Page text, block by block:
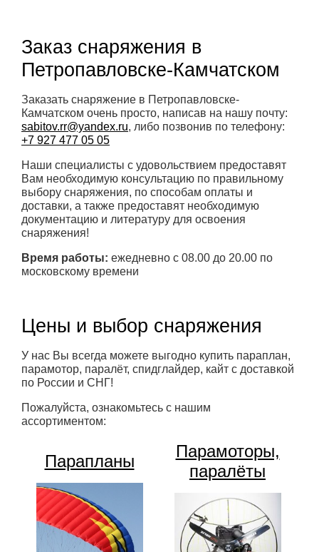
Заказ снаряжения в
Петропавловске-Камчатском
Заказать снаряжение в Петропавловске-
Камчатском очень просто, написав на нашу почту:
sabitov.rr@yandex.ru, либо позвонив по телефону:
+7 927 477 05 05
Наши специалисты с удовольствием предоставят
Вам необходимую консультацию по правильному
выбору снаряжения, по способам оплаты и
доставки, а также предоставят необходимую
документацию и литературу для освоения
снаряжения!
Время работы: ежедневно с 08.00 до 20.00 по
московскому времени
Цены и выбор снаряжения
У нас Вы всегда можете выгодно купить параплан,
парамотор, паралёт, спидглайдер, кайт с доставкой
по России и СНГ!
Пожалуйста, ознакомьтесь с нашим
ассортиментом:
Парапланы
Парамоторы,
паралёты